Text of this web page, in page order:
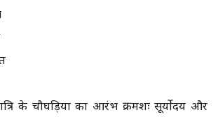
के चौघड़िया का आरंभ क्रमशः सूर्योदय और